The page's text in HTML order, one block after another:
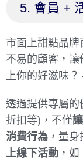
5. 會員 +
市面上甜點品
不易的顧客，
上你的好滋味
透過提供專屬
折扣等)，不僅
消費行為 ，量
上線下活動 ，